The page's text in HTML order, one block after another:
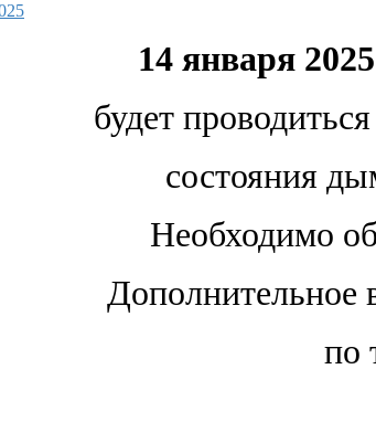
14 января
будет
состояния
Необходимо
Дополнительное
по